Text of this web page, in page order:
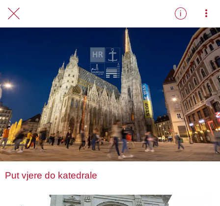
Put vjere do katedrale